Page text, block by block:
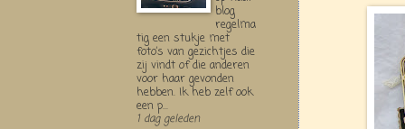
blog
regelma
tig een stukje met
foto’s van gezichtjes die
zij vindt of die anderen
voor haar gevonden
hebben. Ik heb zelf ook
een p...
1 dag geleden